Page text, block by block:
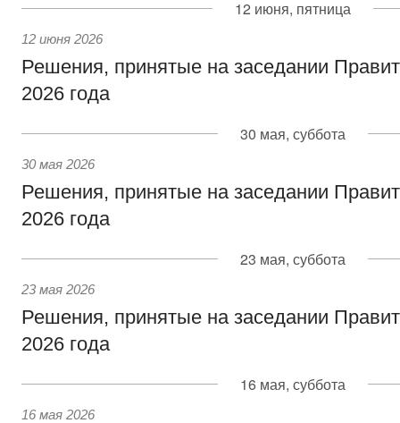
12 июня, пятница
12 июня 2026
Решения, принятые на заседании
2026 года
30 мая, суббота
30 мая 2026
Решения, принятые на заседании
2026 года
23 мая, суббота
23 мая 2026
Решения, принятые на заседании
2026 года
16 мая, суббота
16 мая 2026